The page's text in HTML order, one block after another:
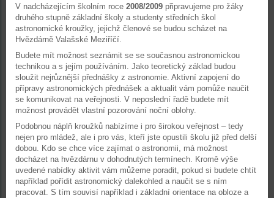
V nadcházejícím školním roce 2008/2009 připravujeme pro žáky
druhého stupně základní školy a studenty středních škol
astronomické kroužky, jejichž členové se budou scházet na
Hvězdárně Valašské Meziříčí.
Budete mít možnost seznámit se se současnou astronomickou
technikou a s jejím používáním. Jako teoretický základ budou
sloužit nejrůznější přednášky z astronomie. Aktivní zapojení do
přípravy astronomických přednášek a aktualit vám pomůže naučit
se komunikovat na veřejnosti. V neposlední řadě budete mít
možnost provádět vlastní pozorování noční oblohy.
Podobnou náplň kroužků nabízíme i pro širokou veřejnost – tedy
nejen pro mládež, ale i pro vás, kteří jste opustili školu již před delší
dobou. Kdo se chce více zajímat o astronomii, má možnost
docházet na hvězdárnu v dohodnutých termínech. Kromě výše
uvedené nabídky aktivit vám můžeme poradit, pokud si budete chtít
například pořídit astronomický dalekohled a naučit se s ním
pracovat. S tím souvisí například i základní orientace na obloze a